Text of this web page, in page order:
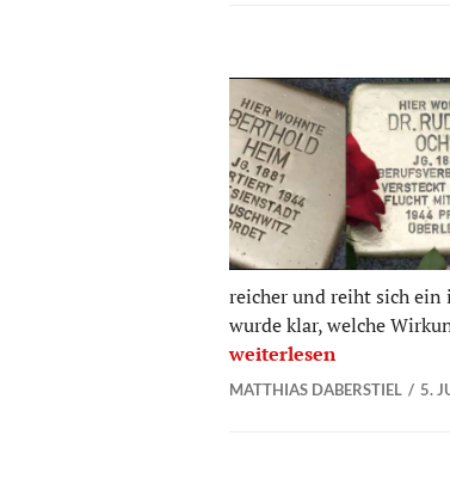
reicher und reiht sich ein
wurde klar, welche
Video über bewegende
weiterlesen
MATTHIAS DABERSTIEL 5.